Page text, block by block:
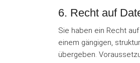
6. Recht auf
Sie haben ein Recht
einem gängigen,
übergeben.